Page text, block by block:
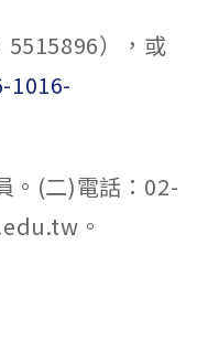
5515896），或
。(二)電話：02-
。